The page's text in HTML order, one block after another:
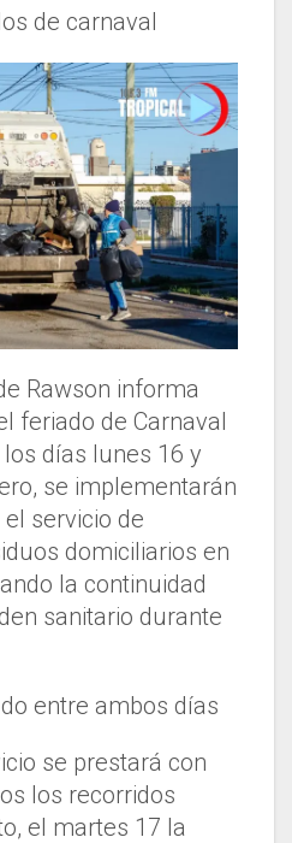
de carnaval
Rawson informa
feriado de Carnaval
días lunes 16 y
se implementarán
servicio de
domiciliarios en
la continuidad
sanitario durante
entre ambos días
se prestará con
los recorridos
el martes 17 la